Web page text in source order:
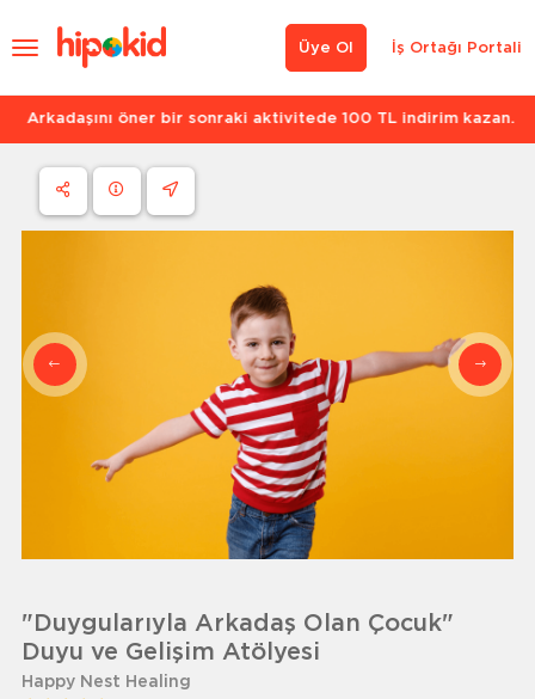
İş Ortağı Portali
Üye Ol
Arkadaşını öner bir sonraki aktivitede 100 TL indirim kazan.
"Duygularıyla Arkadaş Olan Çocuk"
Duyu ve Gelişim Atölyesi
Happy Nest Healing